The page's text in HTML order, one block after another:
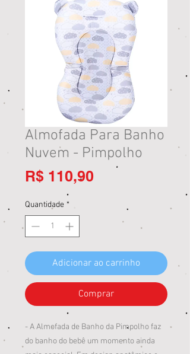
Almofada Para Banho
Nuvem - Pimpolho
R$ 110,90
Quantidade *
Adicionar ao carrinho
Comprar
- A Almofada de Banho da Pimpolho faz
do banho do bebê um momento ainda